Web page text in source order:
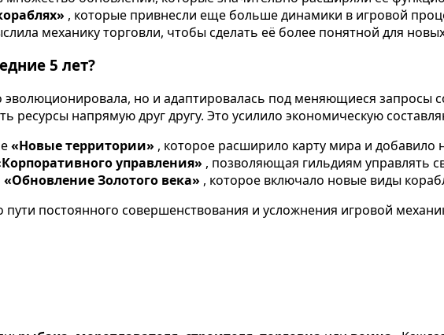
, которые привнесли еще больше динамики в игровой
механику торговли, чтобы сделать её более понятной для
5 лет?
эволюционировала, но и адаптировалась под меняющиеся запросы
ресурсы напрямую друг другу. Это усилило экономическую
«Новые территории» , которое расширило карту мира и добавило
управления» , позволяющая гильдиям управлять
«Обновление Золотого века» , которое включало новые виды
постоянного совершенствования и усложнения игровой